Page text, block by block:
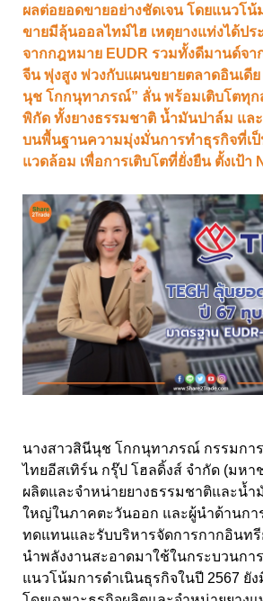
ผลต่อยอดขายอย่างชัดเจน โดยแนวโน้
ขายมีลุ้นออลไทม์ไฮ เหตุยางแท่งได้ปร
จากกฎหมาย EUDR รวมทั้งดีมานด์จา
จีน พุ่งสูง พ่วงกับแผนขยายตลาดอินเดี
นุช โกกนุทาภรณ์” ลั่น พร้อมเติบโตทุก
พิกัด ทั้งยางธรรมชาติ น้ำมันปาล์ม แล
บนพื้นฐานความมุ่งมั่นการทำธุรกิจที่เ
แวดล้อม เพื่อการเติบโตที่ยั่งยืน ตั้งเป้า
นางสาวสินีนุช โกกนุทาภรณ์ กรรมกา
ไทยอีสเทิร์น กรุ๊ป โฮลดิ้งส์ จำกัด (มหา
ผลิตและจำหน่ายยางธรรมชาติและน้ำ
ใหญ่ในภาคตะวันออก และผู้นำด้านกา
ทดแทนและรับบริหารจัดการกากอินทรี
นำพลังงานสะอาดมาใช้ในกระบวนการ
แนวโน้มการดำเนินธุรกิจในปี 2567 ยั